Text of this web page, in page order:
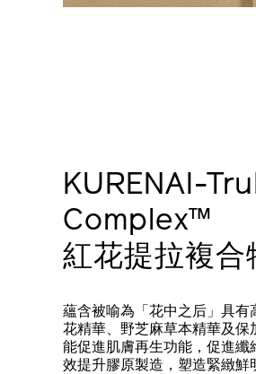
KURENAI-
Complex™
紅花提拉複合
蘊含被喻為「花中之后」具有
花精華、野芝麻草本精華及保
能促進肌膚再生功能，促進纖
效提升膠原製造，塑造緊緻鮮